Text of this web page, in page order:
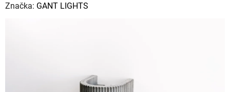
Značka: GANT LIGHTS